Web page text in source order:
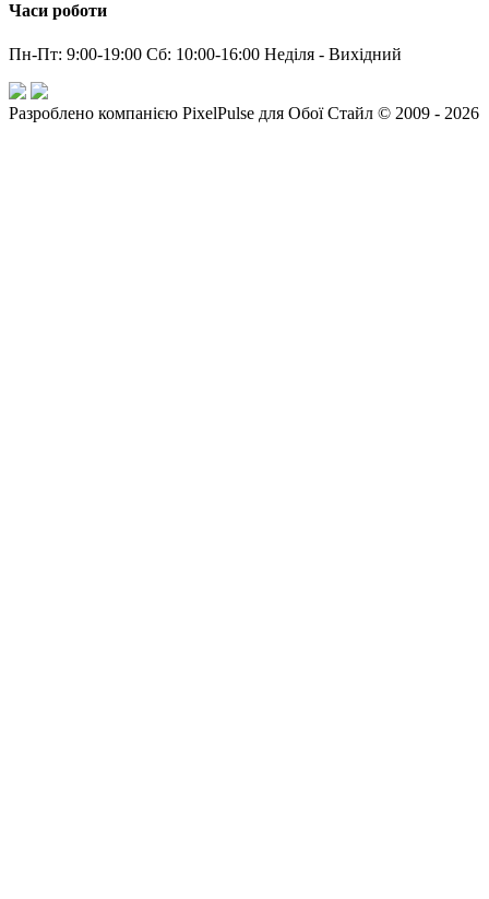
Часи роботи
Пн-Пт: 9:00-19:00 Сб: 10:00-16:00 Неділя - Вихідний
Разроблено компанією PixelPulse для Обої Стайл © 2009 - 2026